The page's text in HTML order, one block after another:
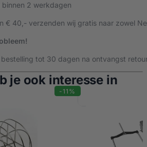
binnen 2 werkdagen
€ 40,- verzenden wij gratis naar zowel
tot 30 dagen na ontvangst
je ook interesse in
-11%